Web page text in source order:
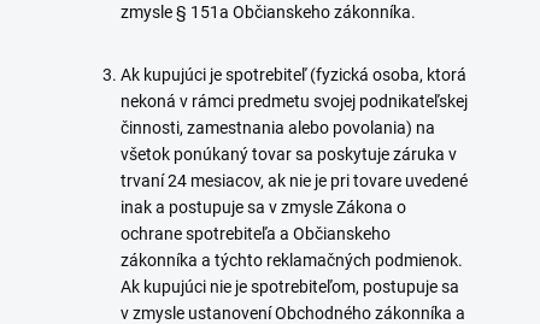
zmysle § 151a Občianskeho zákonníka.
Ak kupujúci je spotrebiteľ (fyzická osoba, ktorá
nekoná v rámci predmetu svojej podnikateľskej
činnosti, zamestnania alebo povolania) na
všetok ponúkaný tovar sa poskytuje záruka v
trvaní 24 mesiacov, ak nie je pri tovare uvedené
inak a postupuje sa v zmysle Zákona o
ochrane spotrebiteľa a Občianskeho
zákonníka a týchto reklamačných podmienok.
Ak kupujúci nie je spotrebiteľom, postupuje sa
v zmysle ustanovení Obchodného zákonníka a